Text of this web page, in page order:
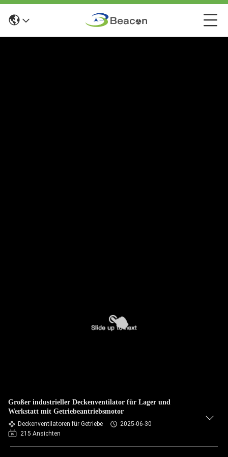
Großer industrieller Deckenventilator für Lager und
Werkstatt mit Getriebeantriebsmotor
Deckenventilatoren für Getriebe
2025-06-30
215 Ansichten